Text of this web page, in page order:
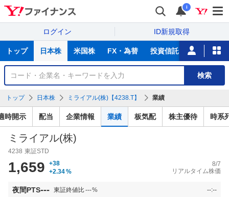
i
ログイン ID新規取得
サ
トップ 日本株 米国株 FX・為替 投資信託 ニュース
銘
検
索
検索
トップ 日本株 ミライアル(株)【4238.T】 業績
時開示 配当 企業情報 業績 板気配 株主優待 時系
ミライアル(株)
4238 東証STD
1,659
+38
+2.34%
8/7
リアルタイム株価
夜間PTS--- 東証終値比---% --:--